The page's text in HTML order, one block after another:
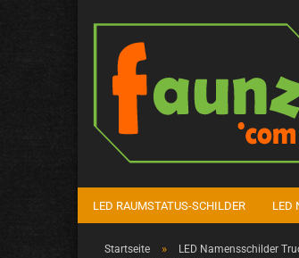
LED RAUMSTATUS-SCHILDER LED
Startseite » LED Namensschilder